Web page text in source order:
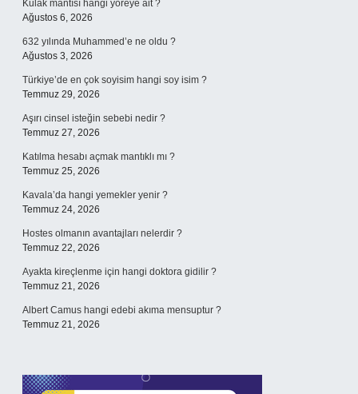
Kulak mantısı hangi yöreye ait ?
Ağustos 6, 2026
632 yılında Muhammed’e ne oldu ?
Ağustos 3, 2026
Türkiye’de en çok soyisim hangi soy isim ?
Temmuz 29, 2026
Aşırı cinsel isteğin sebebi nedir ?
Temmuz 27, 2026
Katılma hesabı açmak mantıklı mı ?
Temmuz 25, 2026
Kavala’da hangi yemekler yenir ?
Temmuz 24, 2026
Hostes olmanın avantajları nelerdir ?
Temmuz 22, 2026
Ayakta kireçlenme için hangi doktora gidilir ?
Temmuz 21, 2026
Albert Camus hangi edebi akıma mensuptur ?
Temmuz 21, 2026